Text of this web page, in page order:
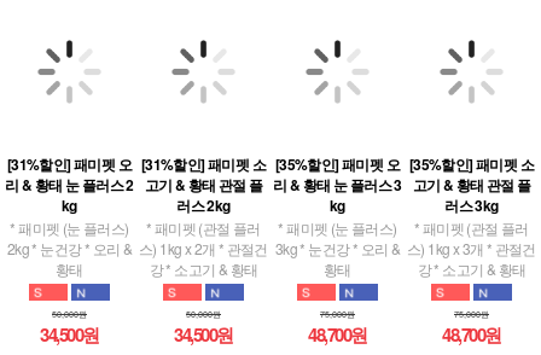
[31%할인] 패미펫 오
리 & 황태 눈 플러스 2
kg
* 패미펫 (눈 플러스)
2kg * 눈건강 * 오리 &
황태
50,000원
34,500원
[31%할인] 패미펫 소
고기 & 황태 관절 플
러스 2kg
* 패미펫 (관절 플러
스) 1kg x 2개 * 관절건
강 * 소고기 & 황태
50,000원
34,500원
[35%할인] 패미펫 오
리 & 황태 눈 플러스 3
kg
* 패미펫 (눈 플러스)
3kg * 눈건강 * 오리 &
황태
75,000원
48,700원
[35%할인] 패미펫 소
고기 & 황태 관절 플
러스 3kg
* 패미펫 (관절 플러
스) 1kg x 3개 * 관절건
강 * 소고기 & 황태
75,000원
48,700원